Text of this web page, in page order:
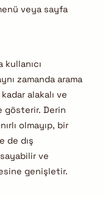
veya sayfa
zamanda arama
alakalı ve
gösterir. Derin
olmayıp, bir
de dış
ve
genişletir.